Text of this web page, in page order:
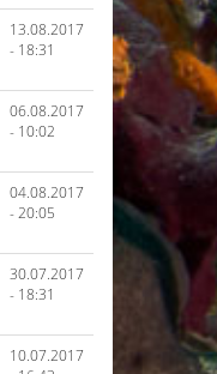
13.08.2017
- 18:31
06.08.2017
- 10:02
04.08.2017
- 20:05
30.07.2017
- 18:31
10.07.2017